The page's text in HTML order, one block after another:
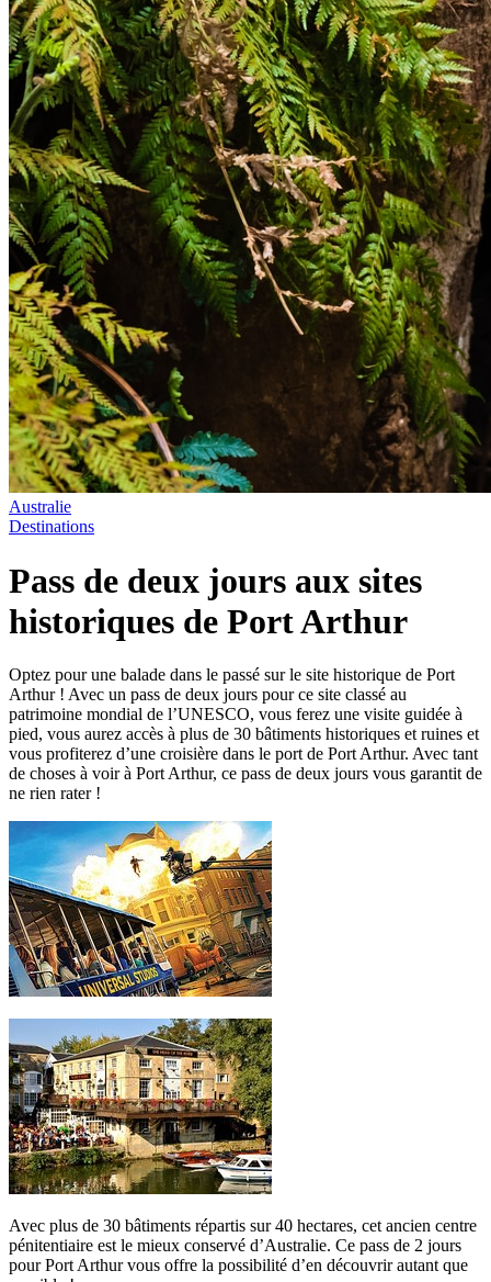
Australie
Destinations
Pass de deux jours aux sites
historiques de Port Arthur
Optez pour une balade dans le passé sur le site historique de Port
Arthur ! Avec un pass de deux jours pour ce site classé au
patrimoine mondial de l’UNESCO, vous ferez une visite guidée à
pied, vous aurez accès à plus de 30 bâtiments historiques et ruines et
vous profiterez d’une croisière dans le port de Port Arthur. Avec tant
de choses à voir à Port Arthur, ce pass de deux jours vous garantit de
ne rien rater !
Avec plus de 30 bâtiments répartis sur 40 hectares, cet ancien centre
pénitentiaire est le mieux conservé d’Australie. Ce pass de 2 jours
pour Port Arthur vous offre la possibilité d’en découvrir autant que